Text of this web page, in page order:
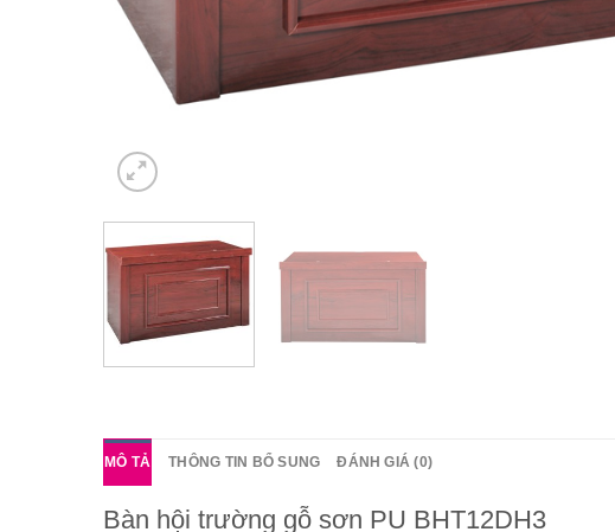
MÔ TẢ THÔNG TIN BỔ SUNG ĐÁNH GIÁ (0)
Bàn hội trường gỗ sơn PU BHT12DH3